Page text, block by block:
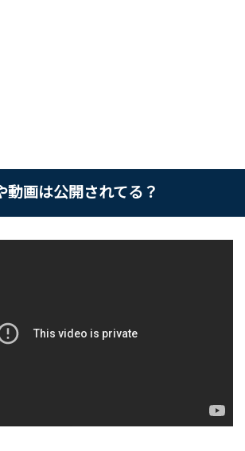
動画は公開されてる？